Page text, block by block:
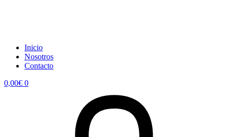
Inicio
Nosotros
Contacto
0,00€ 0